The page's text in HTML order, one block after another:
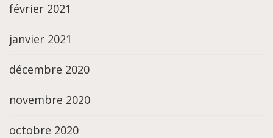
février 2021
janvier 2021
décembre 2020
novembre 2020
octobre 2020